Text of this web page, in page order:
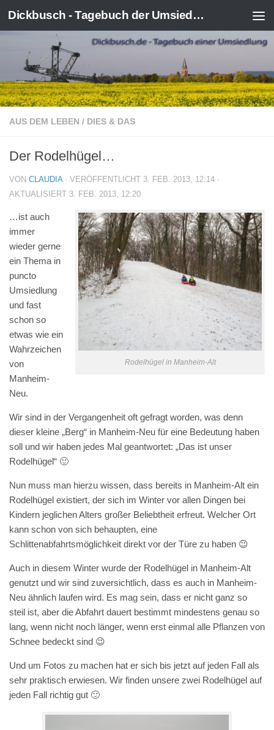
Zum Inhalt springen Dickbusch - Tagebuch der Umsiedlung von Kerpen-Manheim
AUS DEM LEBEN / DIES & DAS
Der Rodelhügel…
VON CLAUDIA · VERÖFFENTLICHT 3. FEB. 2013, 12:14 ·
AKTUALISIERT 3. FEB. 2013, 12:20
Rodelhügel in Manheim-Alt
…ist auch
immer
wieder gerne
ein Thema in
puncto
Umsiedlung
und fast
schon so
etwas wie ein
Wahrzeichen
von
Manheim-
Neu.
Wir sind in der Vergangenheit oft gefragt worden, was denn
dieser kleine „Berg“ in Manheim-Neu für eine Bedeutung haben
soll und wir haben jedes Mal geantwortet: „Das ist unser
Rodelhügel“ 🙂
Nun muss man hierzu wissen, dass bereits in Manheim-Alt ein
Rodelhügel existiert, der sich im Winter vor allen Dingen bei
Kindern jeglichen Alters großer Beliebtheit erfreut. Welcher Ort
kann schon von sich behaupten, eine
Schlittenabfahrtsmöglichkeit direkt vor der Türe zu haben 😉
Auch in diesem Winter wurde der Rodelhügel in Manheim-Alt
genutzt und wir sind zuversichtlich, dass es auch in Manheim-
Neu ähnlich laufen wird. Es mag sein, dass er nicht ganz so
steil ist, aber die Abfahrt dauert bestimmt mindestens genau so
lang, wenn nicht noch länger, wenn erst einmal alle Pflanzen von
Schnee bedeckt sind 😉
Und um Fotos zu machen hat er sich bis jetzt auf jeden Fall als
sehr praktisch erwiesen. Wir finden unsere zwei Rodelhügel auf
jeden Fall richtig gut 🙂